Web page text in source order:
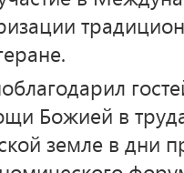
Божией в
земле в дни